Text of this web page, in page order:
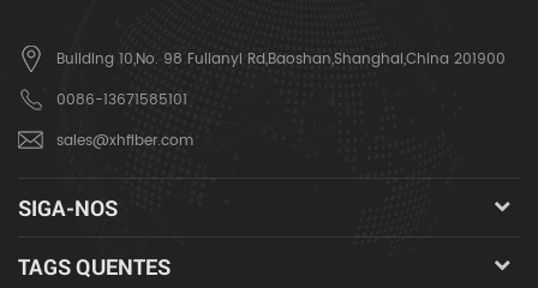
Building 10,No. 98 Fulianyi Rd,Baoshan,Shanghai,China 201900
0086-13671585101
sales@xhfiber.com
SIGA-NOS
TAGS QUENTES